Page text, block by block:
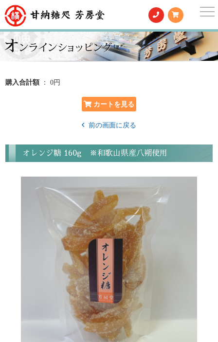
購入合計額 ： 0円
前の画面に戻る
オレンジ糖 160g ※和歌山県産八朔使用